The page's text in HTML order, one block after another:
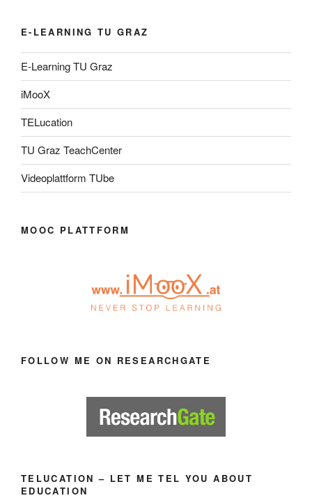
E-LEARNING TU GRAZ
E-Learning TU Graz
iMooX
TELucation
TU Graz TeachCenter
Videoplattform TUbe
MOOC PLATTFORM
FOLLOW ME ON RESEARCHGATE
TELUCATION – LET ME TEL YOU ABOUT
EDUCATION